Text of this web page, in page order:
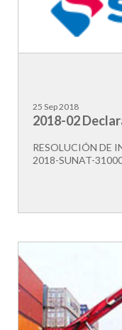
25 Sep 2018
2018-02
RESOLUCIÓN DE
2018-SUNAT-